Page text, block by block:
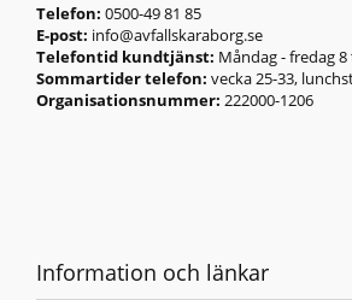
Telefon: 0500-49 81 85
E-post: info@avfallskaraborg.se
Telefontid kundtjänst: Måndag - fredag 8
Sommartider telefon: vecka 25-33,
Organisationsnummer: 222000-1206
Information och länkar